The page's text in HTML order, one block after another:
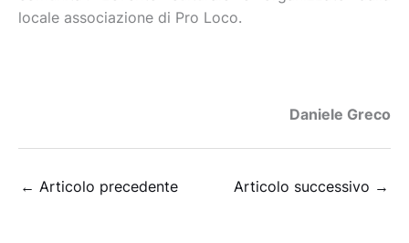
locale associazione di Pro Loco.
Daniele Greco
← Articolo precedente Articolo successivo →